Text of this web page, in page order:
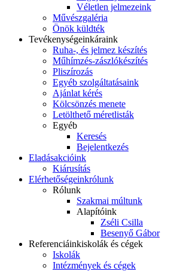
Véletlen jelmezeink
Művészgaléria
Önök küldték
Tevékenységeinkáraink
Ruha-, és jelmez készítés
Műhímzés-zászlókészítés
Pliszírozás
Egyéb szolgáltatásaink
Ajánlat kérés
Kölcsönzés menete
Letölthető méretlisták
Egyéb
Keresés
Bejelentkezés
Eladásakcióink
Kiárusítás
Elérhetőségeinkrólunk
Rólunk
Szakmai múltunk
Alapítóink
Zséli Csilla
Besenyő Gábor
Referenciáinkiskolák és cégek
Iskolák
Intézmények és cégek